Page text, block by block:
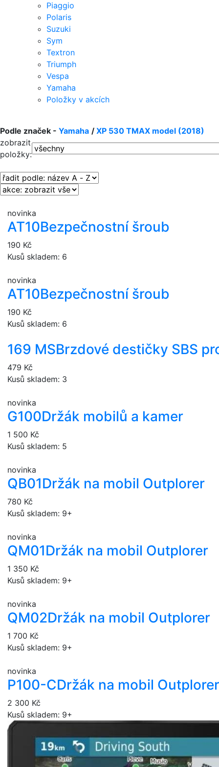
Piaggio
Polaris
Suzuki
Sym
Textron
Triumph
Vespa
Yamaha
Položky v akcích
Podle značek - Yamaha / XP 530 TMAX model (2018)
zobrazit
položky:
novinka
AT10Bezpečnostní šroub
190 Kč
Kusů skladem: 6
novinka
AT10Bezpečnostní šroub
190 Kč
Kusů skladem: 6
169 MSBrzdové destičky SBS
479 Kč
Kusů skladem: 3
novinka
G100Držák mobilů a kamer
1 500 Kč
Kusů skladem: 5
novinka
QB01Držák na mobil Outplorer
780 Kč
Kusů skladem: 9+
novinka
QM01Držák na mobil Outplorer
1 350 Kč
Kusů skladem: 9+
novinka
QM02Držák na mobil Outplorer
1 700 Kč
Kusů skladem: 9+
novinka
P100-CDržák na mobil
2 300 Kč
Kusů skladem: 9+